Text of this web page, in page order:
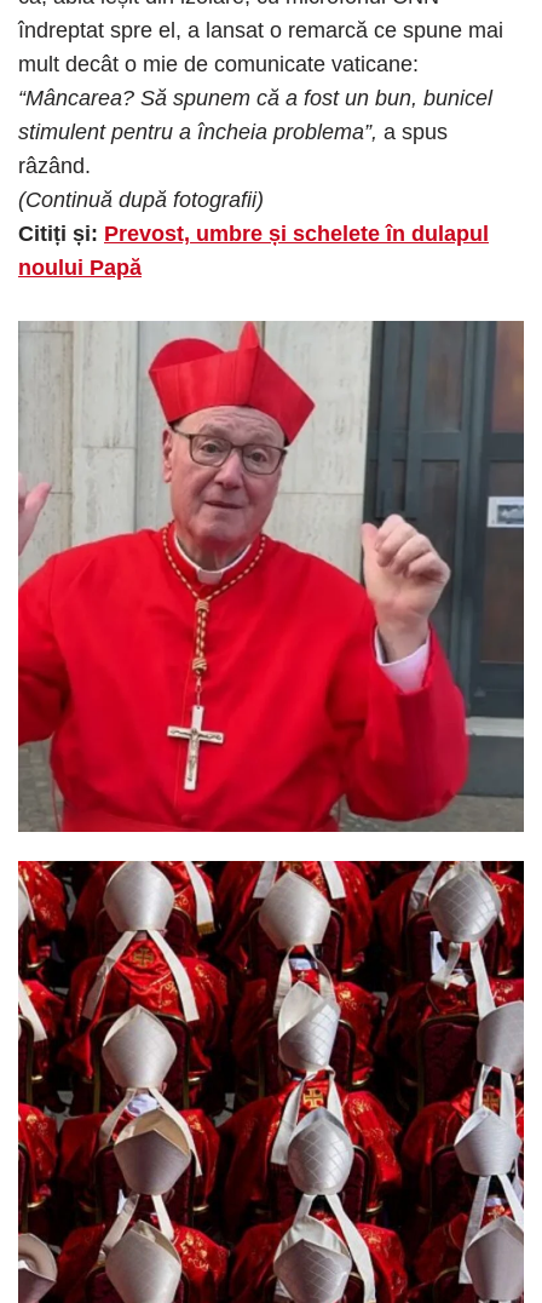
îndreptat spre el, a lansat o remarcă ce spune mai
mult decât o mie de comunicate vaticane:
“Mâncarea? Să spunem că a fost un bun, bunicel
stimulent pentru a încheia problema”, a spus
râzând.
(Continuă după fotografii)
Citiți și: Prevost, umbre și schelete în dulapul
noului Papă